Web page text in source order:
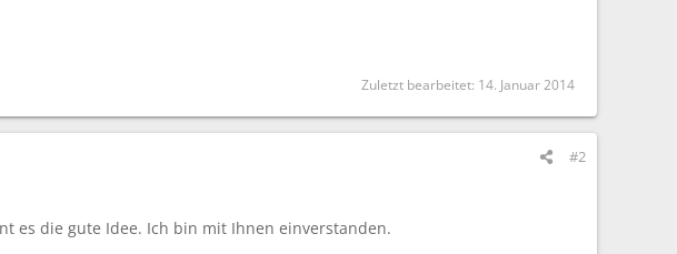
Zuletzt bearbeitet: 14. Januar 2014
#2
es die gute Idee. Ich bin mit Ihnen einverstanden.